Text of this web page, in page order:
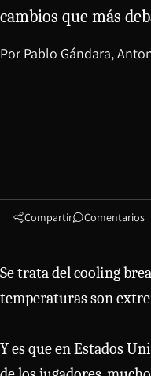
cambios que más
Por Pablo Gándara,
Compartir Comentarios
Se trata del cooling
temperaturas son
Y es que en Estados